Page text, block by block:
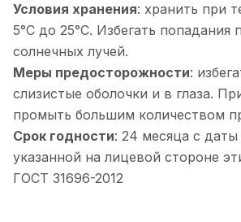
Условия хранения: хранить при
5°С до 25°С. Избегать попадания
солнечных лучей.
Меры предосторожности:
слизистые оболочки и в глаза.
промыть большим количеством
Срок годности: 24 месяца с даты
указанной на лицевой стороне
ГОСТ 31696-2012